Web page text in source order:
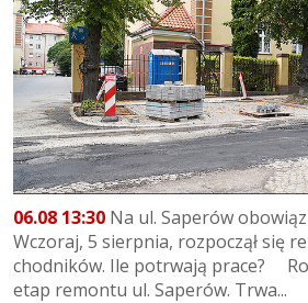
06.08 13:30 Na ul. Saperów
Wczoraj, 5 sierpnia, rozpoczął się
chodników. Ile potrwają prace?
etap remontu ul. Saperów. Trwa...